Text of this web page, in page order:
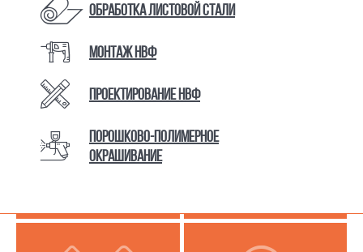
Обработка листовой стали
Монтаж НВФ
Проектирование НВФ
Порошково-полимерное
окрашивание
КАТАЛОГ ТОВАРОВ И УСЛУГ
УСЛУГИ ПО РАБОТЕ С
ЛИСТОВОЙ СТАЛЬЮ
МЕТАЛЛОКАССЕТЫ